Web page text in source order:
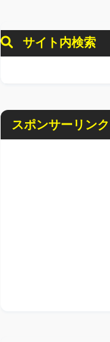
サイト内検索
スポンサーリンク